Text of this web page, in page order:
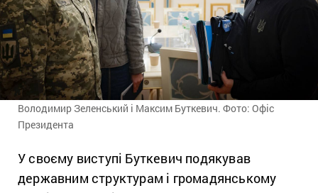
Володимир Зеленський і Максим Буткевич. Фото: Офіс
Президента
У своєму виступі Буткевич подякував
державним структурам і громадянському